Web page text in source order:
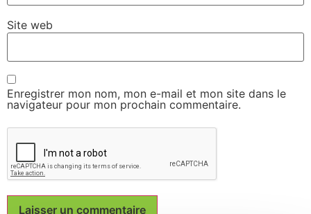
Site web
Enregistrer mon nom, mon e-mail et mon site dans le
navigateur pour mon prochain commentaire.